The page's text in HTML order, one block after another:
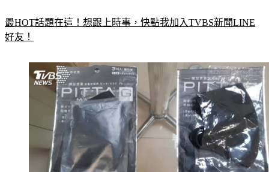
最HOT話題在這！想跟上時事，快點我加入TVBS新聞LINE
好友！